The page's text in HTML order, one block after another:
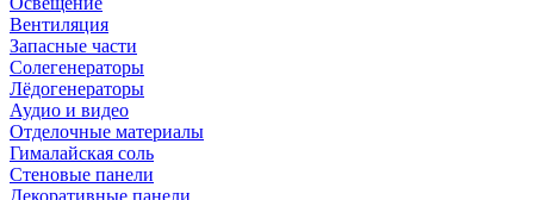
Вентиляция
Запасные части
Солегенераторы
Лёдогенераторы
Аудио и видео
Отделочные материалы
Гималайская соль
Стеновые панели
Декоративные панели